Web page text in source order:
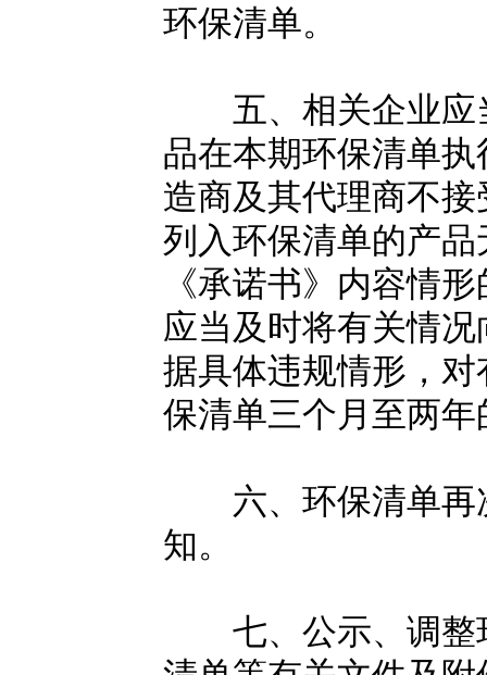
环保清单。
五、相关企业应
品在本期环保清单
造商及其代理商不
列入环保清单的产
《承诺书》内容情
应当及时将有关情
据具体违规情形，
保清单三个月至两年
六、环保清单再
知。
七、公示、调整